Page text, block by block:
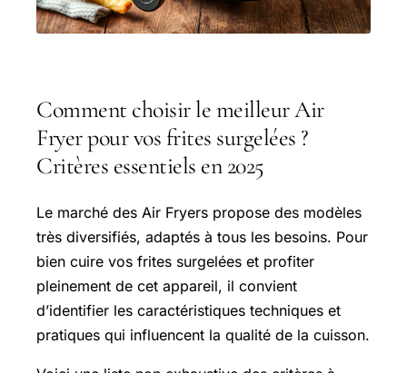
Comment choisir le meilleur Air
Fryer pour vos frites surgelées ?
Critères essentiels en 2025
Le marché des Air Fryers propose des modèles
très diversifiés, adaptés à tous les besoins. Pour
bien cuire vos frites surgelées et profiter
pleinement de cet appareil, il convient
d’identifier les caractéristiques techniques et
pratiques qui influencent la qualité de la cuisson.